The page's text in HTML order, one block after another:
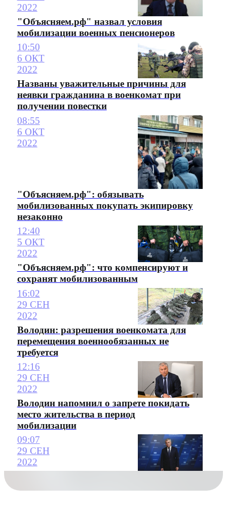
2022
"Объясняем.рф" назвал условия
мобилизации военных пенсионеров
10:50
6 ОКТ
2022
Названы уважительные причины для
неявки гражданина в военкомат при
получении повестки
08:55
6 ОКТ
2022
"Объясняем.рф": обязывать
мобилизованных покупать экипировку
незаконно
12:40
5 ОКТ
2022
"Объясняем.рф": что компенсируют и
сохранят мобилизованным
16:02
29 СЕН
2022
Володин: разрешения военкомата для
перемещения военнообязанных не
требуется
12:16
29 СЕН
2022
Володин напомнил о запрете покидать
место жительства в период
мобилизации
09:07
29 СЕН
2022